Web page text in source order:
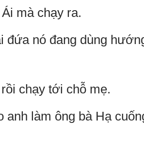
mà chạy ra.
đứa nó đang dùng
chạy tới chỗ mẹ.
anh làm ông bà Hạ